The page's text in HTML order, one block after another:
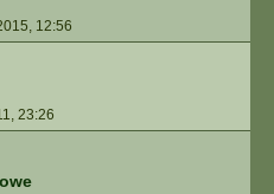
12:56
23:26